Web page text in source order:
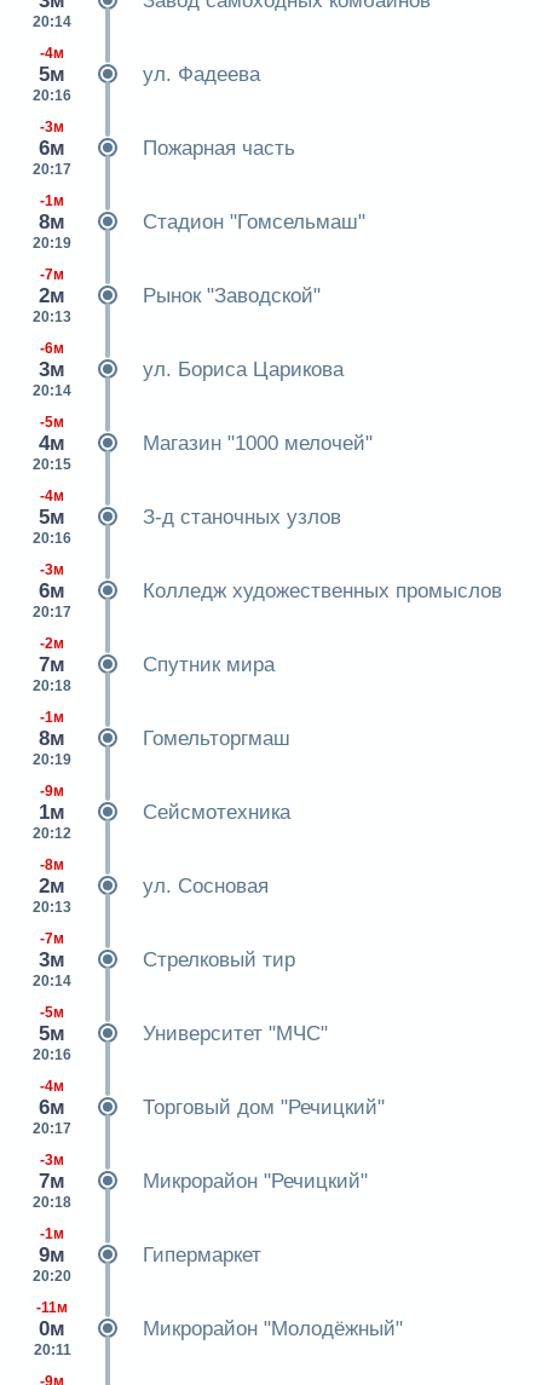
20:14
-4м
5м
20:16
ул. Фадеева
-3м
6м
20:17
Пожарная часть
-1м
8м
20:19
Стадион "Гомсельмаш"
-7м
2м
20:13
Рынок "Заводской"
-6м
3м
20:14
ул. Бориса Царикова
-5м
4м
20:15
Магазин "1000 мелочей"
-4м
5м
20:16
З-д станочных узлов
-3м
6м
20:17
Колледж художественных промыслов
-2м
7м
20:18
Спутник мира
-1м
8м
20:19
Гомельторгмаш
-9м
1м
20:12
Сейсмотехника
-8м
2м
20:13
ул. Сосновая
-7м
3м
20:14
Стрелковый тир
-5м
5м
20:16
Университет "МЧС"
-4м
6м
20:17
Торговый дом "Речицкий"
-3м
7м
20:18
Микрорайон "Речицкий"
-1м
9м
20:20
Гипермаркет
-11м
0м
20:11
Микрорайон "Молодёжный"
-9м